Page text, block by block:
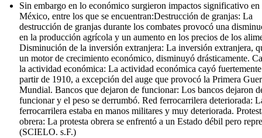
Sin embargo en lo económico surgieron impactos significativo en
México, entre los que se encuentran:Destrucción de granjas: La
destrucción de granjas durante los combates provocó una
en la producción agrícola y un aumento en los precios de los
Disminución de la inversión extranjera: La inversión extranjera,
un motor de crecimiento económico, disminuyó drásticamente.
la actividad económica: La actividad económica cayó
partir de 1910, a excepción del auge que provocó la Primera
Mundial. Bancos que dejaron de funcionar: Los bancos dejaron
funcionar y el peso se derrumbó. Red ferrocarrilera deteriorada:
ferrocarrilera estaba en manos militares y muy deteriorada.
obrera: La protesta obrera se enfrentó a un Estado débil pero
(SCIELO. s.F.)